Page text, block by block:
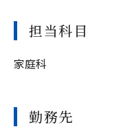
担当科目
家庭科
勤務先